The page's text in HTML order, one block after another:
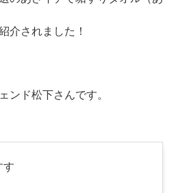
介されました！
ンド松下さんです。
す